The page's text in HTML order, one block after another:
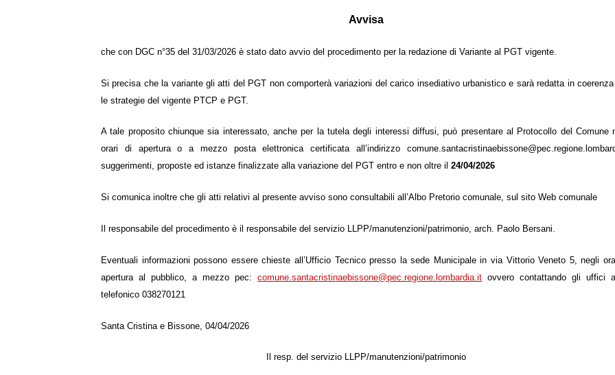
Avvisa
che con DGC n°35 del 31/03/2026 è stato dato avvio del procedimento per la redazione di Variante al PGT vigente.
Si precisa che la variante gli atti del PGT non comporterà variazioni del carico insediativo urbanistico e sarà redatta in
le strategie del vigente PTCP e PGT.
A tale proposito chiunque sia interessato, anche per la tutela degli interessi diffusi, può presentare al Protocollo del Comune
orari di apertura o a mezzo posta elettronica certificata all’indirizzo
suggerimenti, proposte ed istanze finalizzate alla variazione del PGT entro e non oltre il 24/04/2026
Si comunica inoltre che gli atti relativi al presente avviso sono consultabili all’Albo Pretorio comunale, sul sito Web comunale
Il responsabile del procedimento è il responsabile del servizio LLPP/manutenzioni/patrimonio, arch. Paolo Bersani.
Eventuali informazioni possono essere chieste all’Ufficio Tecnico presso la sede Municipale in via Vittorio Veneto 5, negli
apertura al pubblico, a mezzo pec:comune.santacristinaebissone@pec.regione.lombardia.it ovvero contattando gli uffici
telefonico 038270121
Santa Cristina e Bissone, 04/04/2026
Il resp. del servizio LLPP/manutenzioni/patrimonio